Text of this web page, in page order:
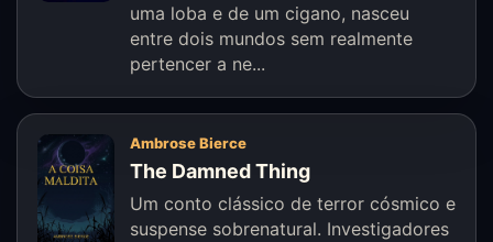
uma loba e de um cigano, nasceu
entre dois mundos sem realmente
pertencer a ne...
Ambrose Bierce
The Damned Thing
Um conto clássico de terror cósmico e
suspense sobrenatural. Investigadores